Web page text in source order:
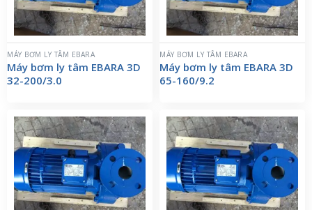
MÁY BƠM LY TÂM EBARA
Máy bơm ly tâm EBARA 3D
32-200/3.0
MÁY BƠM LY TÂM EBARA
Máy bơm ly tâm EBARA 3D
65-160/9.2